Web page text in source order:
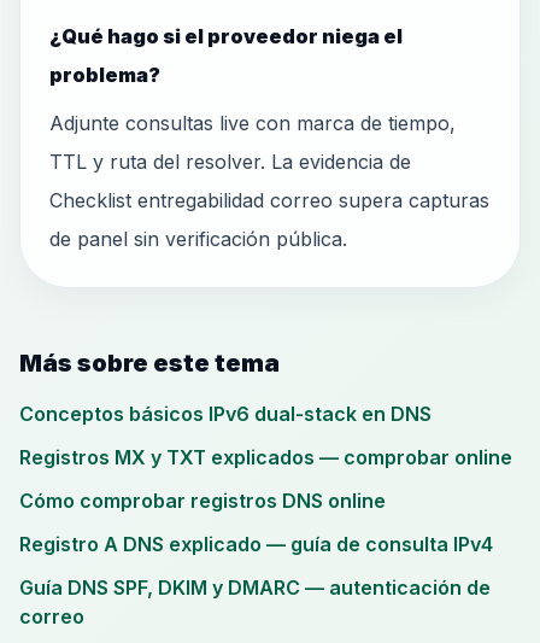
¿Qué hago si el proveedor niega el
problema?
Adjunte consultas live con marca de tiempo,
TTL y ruta del resolver. La evidencia de
Checklist entregabilidad correo supera capturas
de panel sin verificación pública.
Más sobre este tema
Conceptos básicos IPv6 dual-stack en DNS
Registros MX y TXT explicados — comprobar online
Cómo comprobar registros DNS online
Registro A DNS explicado — guía de consulta IPv4
Guía DNS SPF, DKIM y DMARC — autenticación de
correo